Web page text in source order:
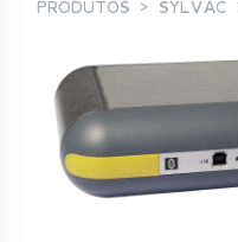
PRODUTOS SYLVAC